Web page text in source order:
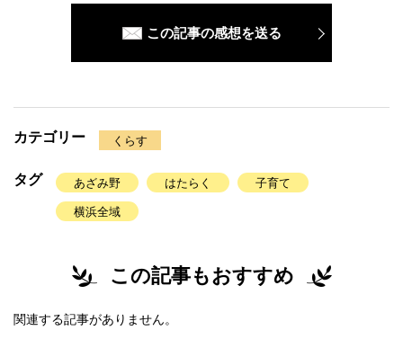
この記事の感想を送る
カテゴリー くらす
タグ あざみ野 はたらく 子育て
横浜全域
この記事もおすすめ
関連する記事がありません。